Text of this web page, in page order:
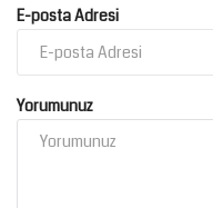
E-posta Adresi
Yorumunuz